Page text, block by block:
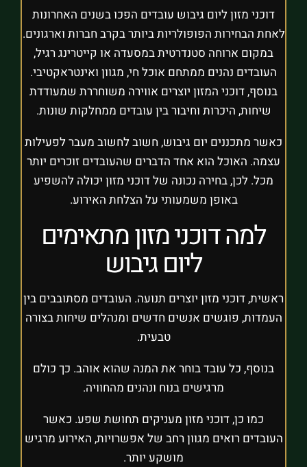
דוכני מזון ליום גיבוש עובדים הפכו בשנים האחרונות
לאחת הבחירות הפופולריות ביותר בקרב חברות וארגונים.
במקום ארוחה סטנדרטית במסעדה או קייטרינג רגיל,
העובדים נהנים ממתחם אוכל חי, מגוון ואינטראקטיבי.
בנוסף, דוכני המזון יוצרים אווירה משוחררת שמעודדת
שיחות, היכרות וחיבור בין עובדים ממחלקות שונות.
כאשר מתכננים יום גיבוש, חשוב לחשוב מעבר לפעילות
עצמה. האוכל הוא אחד הדברים שהעובדים זוכרים יותר
מכל. לכן, בחירה נכונה של דוכני מזון יכולה להשפיע
באופן משמעותי על הצלחת האירוע.
למה דוכני מזון מתאימים
ליום גיבוש
ראשית, דוכני מזון יוצרים תנועה. העובדים מסתובבים בין
העמדות, פוגשים אנשים חדשים ומנהלים שיחות בצורה
טבעית.
בנוסף, כל עובד בוחר את המנה שהוא אוהב. כך כולם
מרגישים בנוח ונהנים מהחוויה.
כמו כן, דוכני מזון מעניקים תחושת שפע. כאשר
העובדים רואים מגוון רחב של אפשרויות, האירוע מרגיש
מושקע יותר.